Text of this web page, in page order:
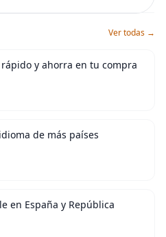
Ver todas →
y ahorra en tu compra
de más países
en España y República